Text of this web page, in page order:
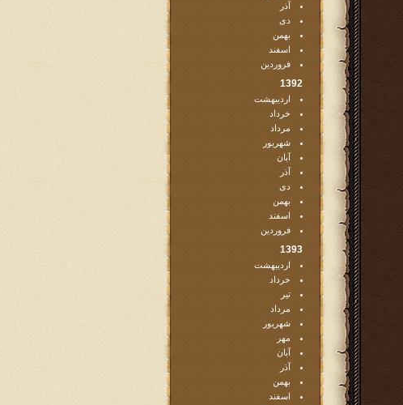
آذر
دی
بهمن
اسفند
فروردین
1392
اردیبهشت
خرداد
مرداد
شهریور
آبان
آذر
دی
بهمن
اسفند
فروردین
1393
اردیبهشت
خرداد
تیر
مرداد
شهریور
مهر
آبان
آذر
بهمن
اسفند